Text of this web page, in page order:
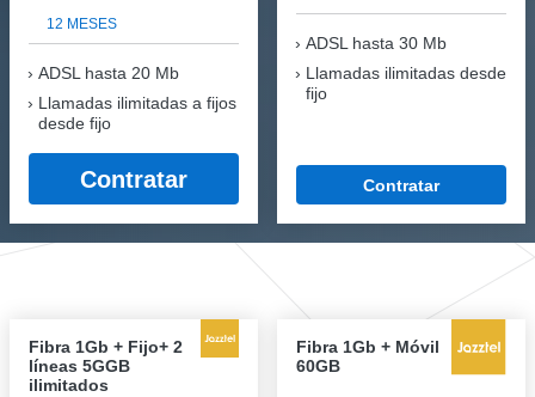
12 MESES
ADSL hasta 20 Mb
Llamadas ilimitadas a fijos
desde fijo
Contratar
ADSL hasta 30 Mb
Llamadas ilimitadas desde
fijo
Contratar
Fibra 1Gb + Fijo+ 2
líneas 5GGB
ilimitados
Fibra 1Gb + Móvil
60GB